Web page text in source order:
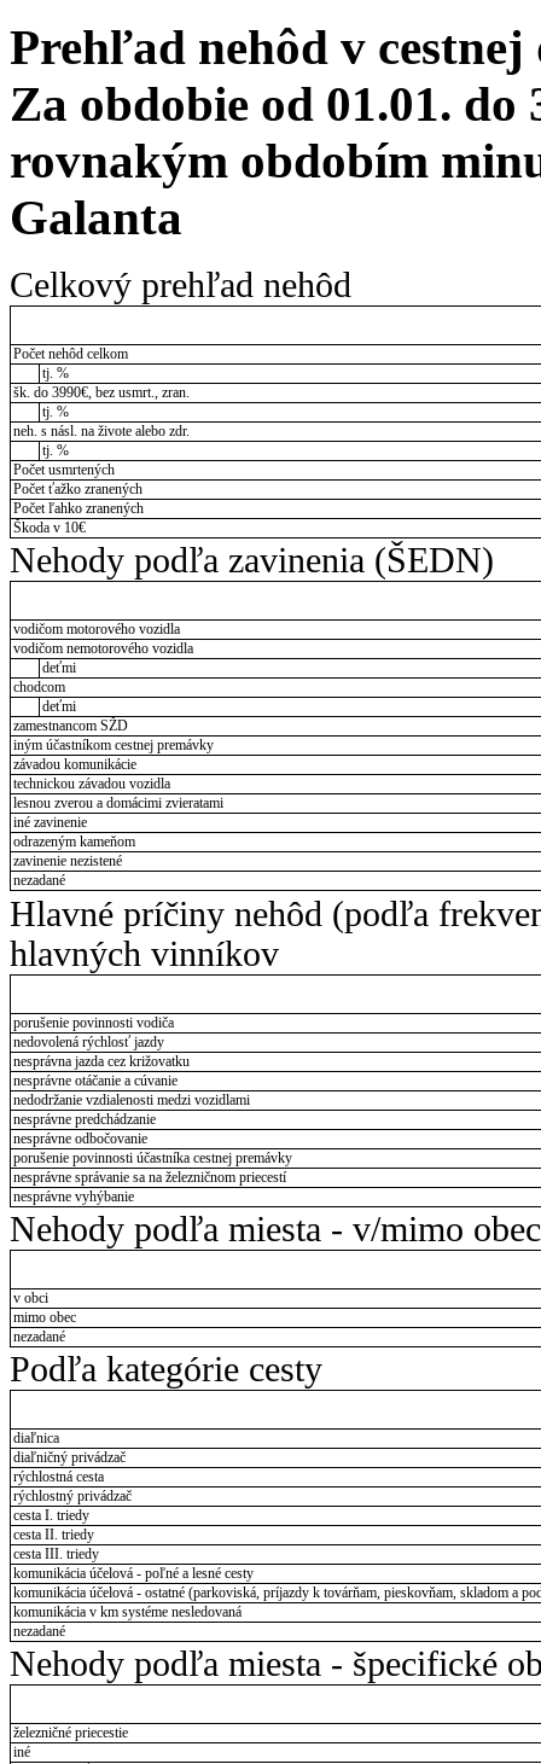
Prehľad nehôd v cestnej
Za obdobie od 01.01. do
rovnakým obdobím
Galanta
Celkový prehľad nehôd
Počet nehôd celkom
tj. %
šk. do 3990€, bez usmrt., zran.
tj. %
neh. s násl. na živote alebo zdr.
tj. %
Počet usmrtených
Počet ťažko zranených
Počet ľahko zranených
Škoda v 10€
Nehody podľa zavinenia (ŠEDN)
vodičom motorového vozidla
vodičom nemotorového vozidla
deťmi
chodcom
deťmi
zamestnancom SŽD
iným účastníkom cestnej premávky
závadou komunikácie
technickou závadou vozidla
lesnou zverou a domácimi zvieratami
iné zavinenie
odrazeným kameňom
zavinenie nezistené
nezadané
Hlavné príčiny nehôd (podľa
hlavných vinníkov
porušenie povinnosti vodiča
nedovolená rýchlosť jazdy
nesprávna jazda cez križovatku
nesprávne otáčanie a cúvanie
nedodržanie vzdialenosti medzi vozidlami
nesprávne predchádzanie
nesprávne odbočovanie
porušenie povinnosti účastníka cestnej premávky
nesprávne správanie sa na železničnom priecestí
nesprávne vyhýbanie
Nehody podľa miesta - v/mimo obec
v obci
mimo obec
nezadané
Podľa kategórie cesty
diaľnica
diaľničný privádzač
rýchlostná cesta
rýchlostný privádzač
cesta I. triedy
cesta II. triedy
cesta III. triedy
komunikácia účelová - poľné a lesné cesty
komunikácia účelová - ostatné (parkoviská, príjazdy k továrňam, pieskovňam, skladom a
komunikácia v km systéme nesledovaná
nezadané
Nehody podľa miesta - špecifické
železničné priecestie
iné